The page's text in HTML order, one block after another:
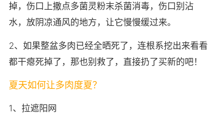
掉，伤口上撒点多菌灵粉末杀菌消毒，伤口别沾
水，放阴凉通风的地方，让它慢慢缓过来。
2、如果整盆多肉已经全晒死了，连根系挖出来看看
都干瘪死掉了，那也别救了，直接扔了买新的吧！
夏天如何让多肉度夏？
1、拉遮阳网